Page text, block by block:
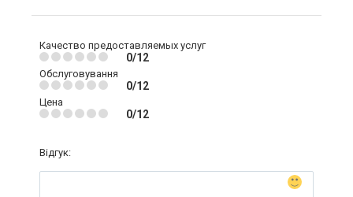
Качество предоставляемых услуг
0/12
Обслуговування
0/12
Цена
0/12
Відгук: